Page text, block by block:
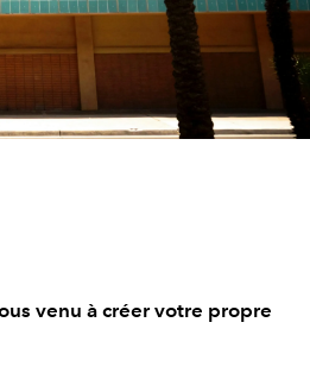
venu à créer votre propre